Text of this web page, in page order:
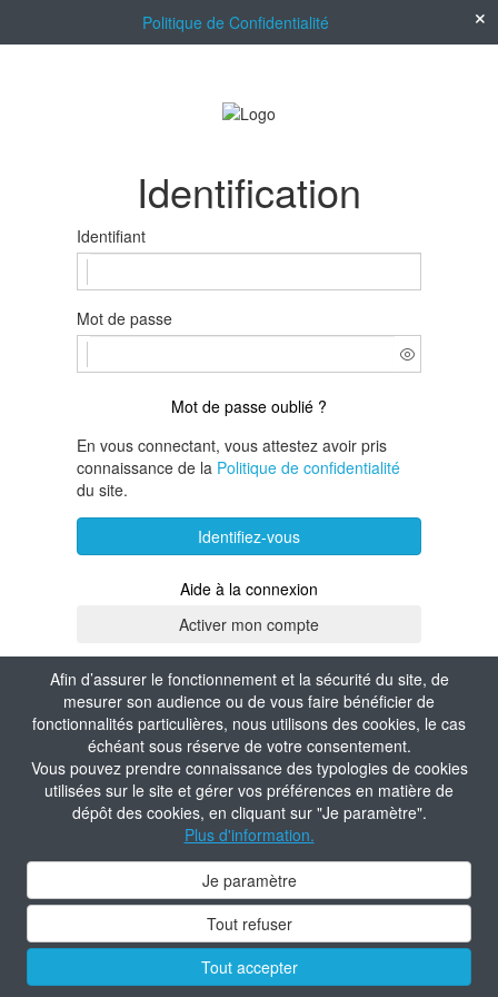
Afin d’assurer le fonctionnement et la sécurité du site, de
mesurer son audience ou de vous faire bénéficier de
fonctionnalités particulières, nous utilisons des cookies, le cas
échéant sous réserve de votre consentement.
Vous pouvez prendre connaissance des typologies de cookies
utilisées sur le site et gérer vos préférences en matière de
dépôt des cookies, en cliquant sur "Je paramètre".
Plus d'information.
Je paramètre
Tout refuser
Tout accepter
Politique de Confidentialité
Identification
Identifiant
Mot de passe
Mot de passe oublié ?
En vous connectant, vous attestez avoir pris
connaissance de la Politique de confidentialité
du site.
Identifiez-vous
Aide à la connexion